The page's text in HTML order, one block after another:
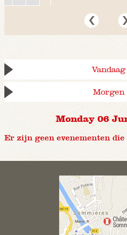
Vandaag
Morgen
Monday 06
Er zijn geen evenementen die